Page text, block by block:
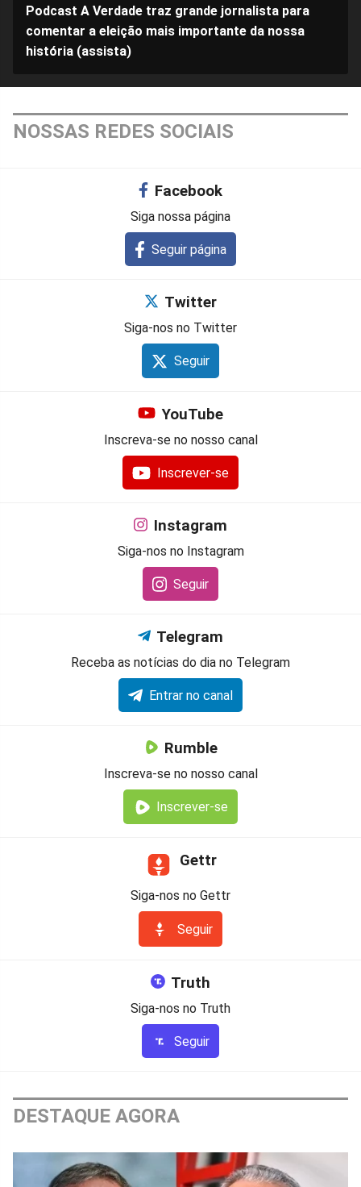
Podcast A Verdade traz grande jornalista para
comentar a eleição mais importante da nossa
história (assista)
NOSSAS REDES SOCIAIS
Facebook
Siga nossa página
Seguir página
Twitter
Siga-nos no Twitter
Seguir
YouTube
Inscreva-se no nosso canal
Inscrever-se
Instagram
Siga-nos no Instagram
Seguir
Telegram
Receba as notícias do dia no Telegram
Entrar no canal
Rumble
Inscreva-se no nosso canal
Inscrever-se
Gettr
Siga-nos no Gettr
Seguir
Truth
Siga-nos no Truth
Seguir
DESTAQUE AGORA